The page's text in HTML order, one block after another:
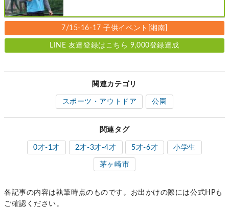
7/15-16-17 子供イベント[湘南]
LINE 友達登録はこちら 9,000登録達成
関連カテゴリ
スポーツ・アウトドア 公園
関連タグ
0才-1才 2才-3才-4才 5才-6才 小学生
茅ヶ崎市
各記事の内容は執筆時点のものです。お出かけの際には公式HPも
ご確認ください。